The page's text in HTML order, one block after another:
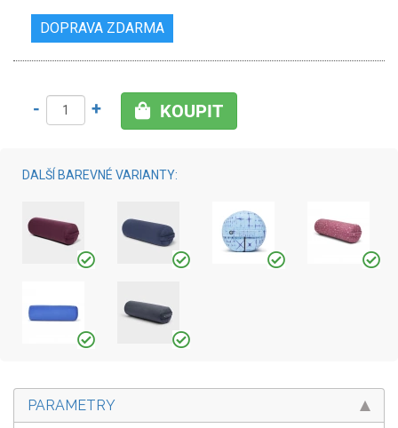
DOPRAVA ZDARMA
- + KOUPIT
DALŠÍ BAREVNÉ VARIANTY:
PARAMETRY